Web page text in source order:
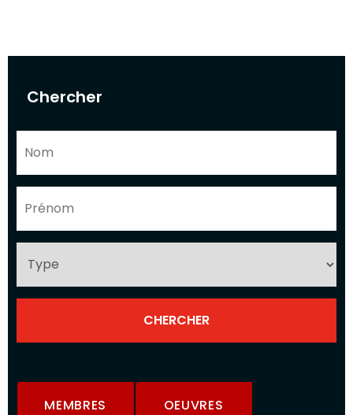
Chercher
MEMBRES OEUVRES